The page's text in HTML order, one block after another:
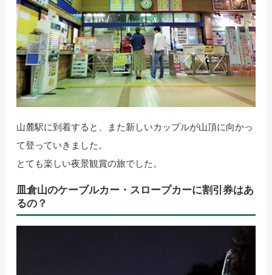
山麓駅に到着すると、また新しいカップルが山頂に向かっ
て登っていきました。
とても楽しい夜景観賞の旅でした。
皿倉山のケーブルカー・スロープカーに割引券はあ
るの？